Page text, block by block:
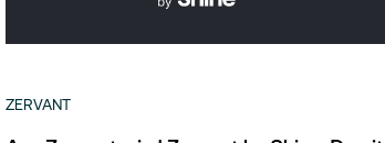
ZERVANT